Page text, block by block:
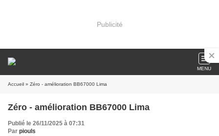
Publicité
MENU
Accueil » Zéro - amélioration BB67000 Lima
Zéro - amélioration BB67000 Lima
Publié le 26/11/2025 à 07:31
Par piouls